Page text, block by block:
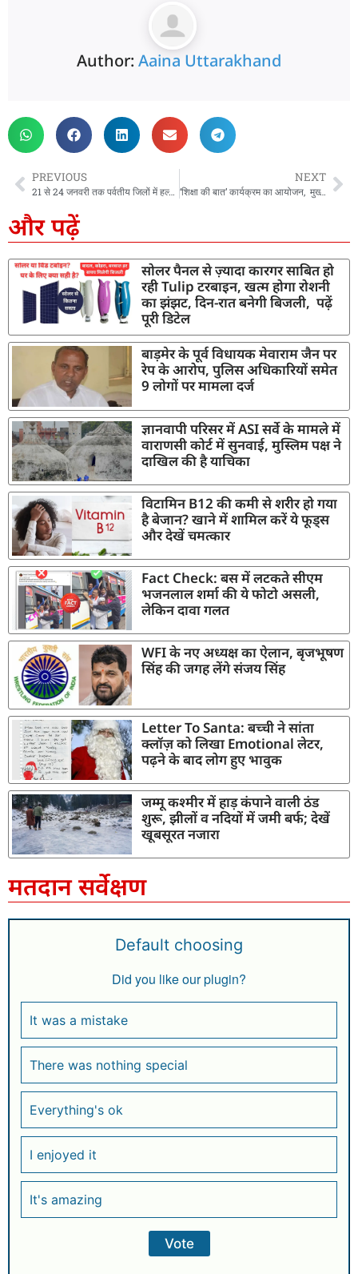
Author: Aaina Uttarakhand
PREVIOUS
21 से 24 जनवरी तक पर्वतीय जिलों में हल्की बारिश के साथ बर्फबारी होने की संभावना- मौसम विज्ञान केंद्र
NEXT
‘शिक्षा की बात’ कार्यक्रम का आयोजन, मुख्य सचिव ने की वीडियो कॉन्फ्रेंसिंग के माध्यम से की छात्र-छात्राओं से बातचीत
और पढ़ें
सोलर पैनल से ज़्यादा कारगर साबित हो
रही Tulip टरबाइन, खत्म होगा रोशनी
का झंझट, दिन-रात बनेगी बिजली, पढ़ें
पूरी डिटेल
बाड़मेर के पूर्व विधायक मेवाराम जैन पर
रेप के आरोप, पुलिस अधिकारियों समेत
9 लोगों पर मामला दर्ज
ज्ञानवापी परिसर में ASI सर्वे के मामले में
वाराणसी कोर्ट में सुनवाई, मुस्लिम पक्ष ने
दाखिल की है याचिका
विटामिन B12 की कमी से शरीर हो गया
है बेजान? खाने में शामिल करें ये फूड्स
और देखें चमत्कार
Fact Check: बस में लटकते सीएम
भजनलाल शर्मा की ये फोटो असली,
लेकिन दावा गलत
WFI के नए अध्यक्ष का ऐलान, बृजभूषण
सिंह की जगह लेंगे संजय सिंह
Letter To Santa: बच्ची ने सांता
क्लॉज़ को लिखा Emotional लेटर,
पढ़ने के बाद लोग हुए भावुक
जम्मू कश्मीर में हाड़ कंपाने वाली ठंड
शुरू, झीलों व नदियों में जमी बर्फ; देखें
खूबसूरत नजारा
मतदान सर्वेक्षण
Default choosing
Did you like our plugin?
It was a mistake
There was nothing special
Everything's ok
I enjoyed it
It's amazing